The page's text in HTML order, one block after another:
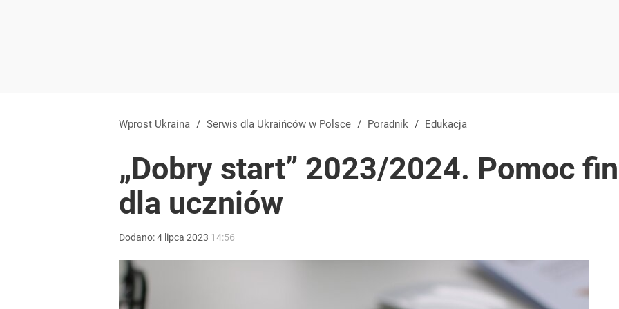
Wprost Ukraina / Serwis dla Ukraińców w Polsce / Poradnik / Edukacja
„Dobry start” 2023/2024. Pomoc
dla uczniów
Dodano:4 lipca 2023 14:56